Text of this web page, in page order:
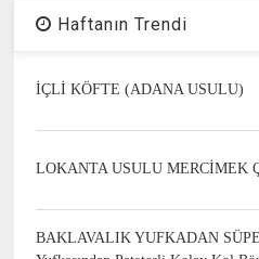
Haftanın Trendi
İÇLİ KÖFTE (ADANA USULU)
LOKANTA USULU MERCİMEK
BAKLAVALIK YUFKADAN